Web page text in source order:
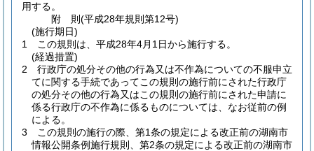
用する。
附 則(平成28年規則第12号)
(施行期日)
1
この規則は、平成28年4月1日から施行する。
(経過措置)
2
行政庁の処分その他の行為又は不作為についての不服申立
てに関する手続であってこの規則の施行前にされた行政庁
の処分その他の行為又はこの規則の施行前にされた申請に
係る行政庁の不作為に係るものについては、なお従前の例
による。
3
この規則の施行の際、第1条の規定による改正前の湖南市
情報公開条例施行規則、第2条の規定による改正前の湖南市